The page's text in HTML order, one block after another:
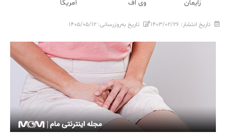
زایمان
وی اف
آمریکا
تاریخ انتشار: ۱۴۰۳/۰۲/۲۶ تاریخ به‌روزرسانی: ۱۴۰۵/۰۵/۱۲